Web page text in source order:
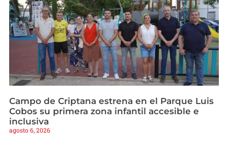
Campo de Criptana estrena en el Parque Luis
Cobos su primera zona infantil accesible e
inclusiva
agosto 6, 2026